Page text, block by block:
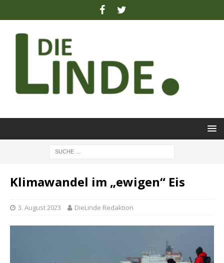
Klimawandel im „ewigen“ Eis
3. August 2023 DieLinde Redaktion